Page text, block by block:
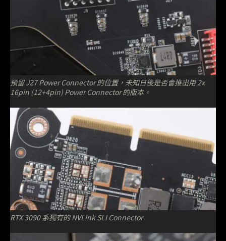
預留 J27 Power Connector 的位置，未知日後是否會推出用 2x
16pin (12+4pin) Power Connector 的版本。
RTX 3090 系獨有的 NVLink SLI Connector